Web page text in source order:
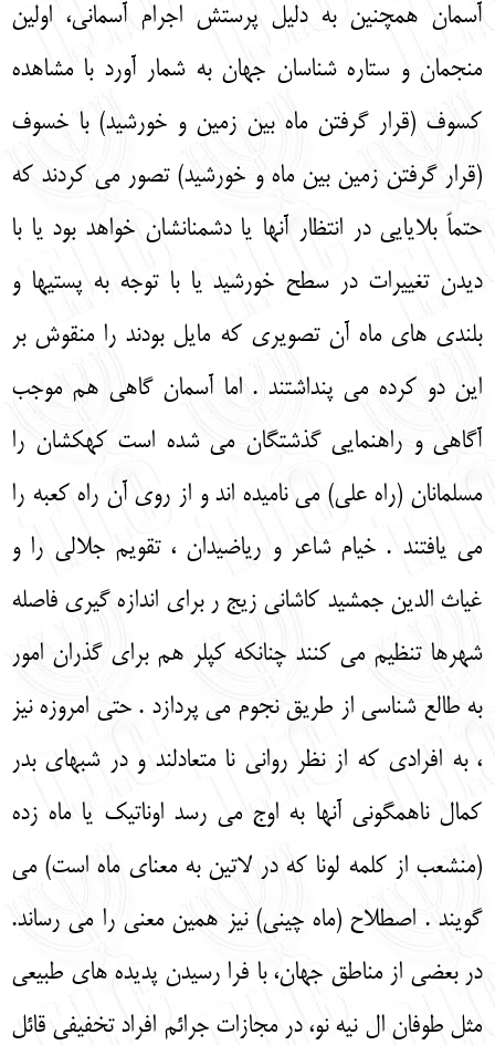
آسمان همچنین به دلیل پرستش اجرام آسمانی، اولین
منجمان و ستاره شناسان جهان به شمار آورد با مشاهده
کسوف (قرار گرفتن ماه بین زمین و خورشید) با خسوف
(قرار گرفتن زمین بین ماه و خورشید) تصور می کردند که
حتماً بلایایی در انتظار آنها یا دشمنانشان خواهد بود یا با
دیدن تغییرات در سطح خورشید یا با توجه به پستیها و
بلندی های ماه آن تصویری که مایل بودند را منقوش بر
این دو کرده می پنداشتند . اما آسمان گاهی هم موجب
آگاهی و راهنمایی گذشتگان می شده است کهکشان را
مسلمانان (راه علی) می نامیده اند و از روی آن راه کعبه را
می یافتند . خیام شاعر و ریاضیدان ، تقویم جلالی را و
غیاث الدین جمشید کاشانی زیج ر برای اندازه گیری فاصله
شهرها تنظیم می کنند چنانکه کپلر هم برای گذران امور
به طالع شناسی از طریق نجوم می پردازد . حتی امروزه نیز
، به افرادی که از نظر روانی نا متعادلند و در شبهای بدر
کمال ناهمگونی آنها به اوج می رسد اوناتیک یا ماه زده
(منشعب از کلمه لونا که در لاتین به معنای ماه است) می
گویند . اصطلاح (ماه چینی) نیز همین معنی را می رساند.
در بعضی از مناطق جهان، با فرا رسیدن پدیده های طبیعی
مثل طوفان ال نیه نو، در مجازات جرائم افراد تخفیفی قائل